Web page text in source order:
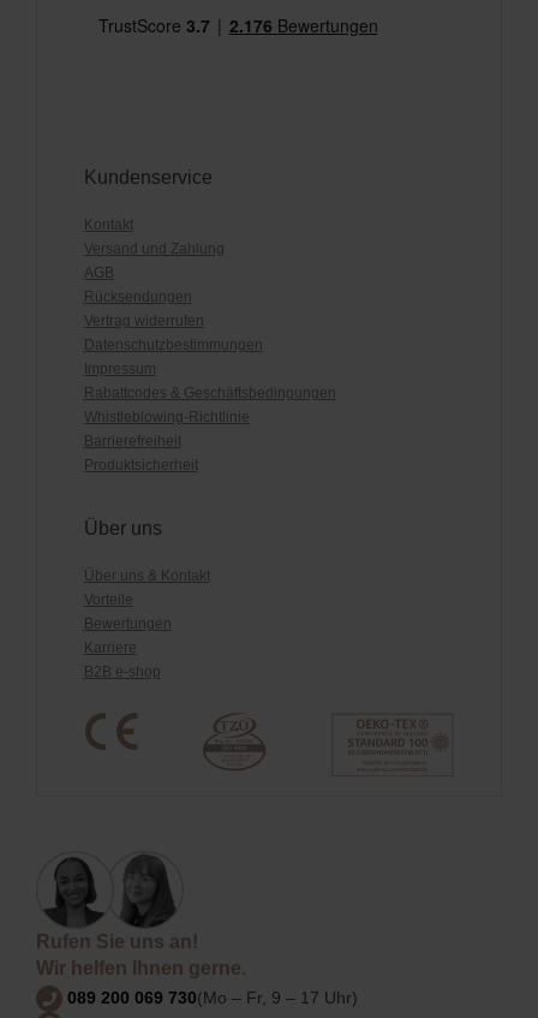
Kundenservice
Kontakt
Versand und Zahlung
AGB
Rücksendungen
Vertrag widerrufen
Datenschutzbestimmungen
Impressum
Rabattcodes & Geschäftsbedingungen
Whistleblowing-Richtlinie
Barrierefreiheit
Produktsicherheit
Über uns
Über uns & Kontakt
Vorteile
Bewertungen
Karriere
B2B e-shop
Rufen Sie uns an!
Wir helfen Ihnen gerne.
089 200 069 730(Mo – Fr, 9 – 17 Uhr)